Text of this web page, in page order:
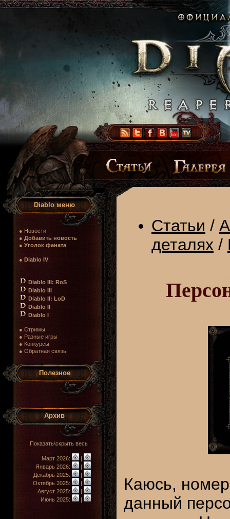
Diablo меню
● Новости
● Добавить новость
● Уголок фаната
● Diablo IV
Diablo III: RoS
Diablo III
Diablo II: LoD
Diablo II
Diablo I
● Стримы
● Разные игры
● Конкурсы
● Обратная связь
Полезное
Архив
Показать\скрыть весь
Март 2026:
|
Январь 2026:
|
Декабрь 2025:
|
Октябрь 2025:
|
Август 2025:
|
Июнь 2025:
|
Статьи /
деталях /
Каюсь,
данный